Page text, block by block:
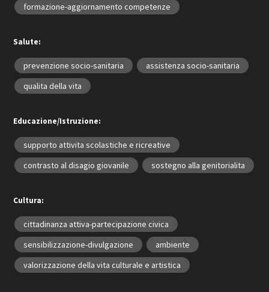
formazione-aggiornamento competenze
Salute:
prevenzione socio-sanitaria
assistenza socio-sanitaria
qualita della vita
Educazione/Istruzione:
supporto attivita scolastiche e ricreative
contrasto al disagio giovanile
sostegno alla genitorialita
Cultura:
cittadinanza attiva-partecipazione civica
sensibilizzazione-divulgazione
ambiente
valorizzazione della vita culturale e artistica